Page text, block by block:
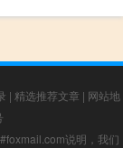
| 精选推荐文章 | 网站地
说明，我们